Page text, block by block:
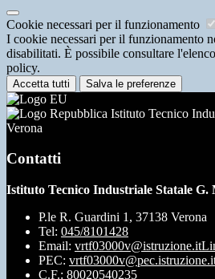
Cookie necessari per il funzionamento
I cookie necessari per il funzionamento
disabilitati. È possibile consultare
policy.
Accetta tutti Salva le preferenze
Istituto Tecnico
Verona
Contatti
Istituto Tecnico Industriale Statale G.
P.le R. Guardini 1, 37138 Verona
Tel: 045/8101428
Email: vrtf03000v@istruzione.it
PEC:
C.F.: 80020540235